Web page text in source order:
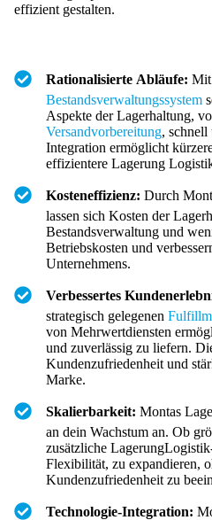
effizient gestalten.
Rationalisierte Abläufe: Mit
Bestandsverwaltungssystem
Aspekte der Lagerhaltung,
Versandvorbereitung, schnell
Integration ermöglicht
effizientere Lagerung
Kosteneffizienz: Durch
lassen sich Kosten der
Bestandsverwaltung und
Betriebskosten und
Unternehmens.
Verbessertes
strategisch gelegenen
von Mehrwertdiensten
und zuverlässig zu liefern.
Kundenzufriedenheit und
Marke.
Skalierbarkeit: Montas
an dein Wachstum an. Ob
zusätzliche
Flexibilität, zu expandieren,
Kundenzufriedenheit zu
Technologie-Integration: